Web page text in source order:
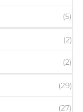
(5)
(2)
(2)
(29)
(27)